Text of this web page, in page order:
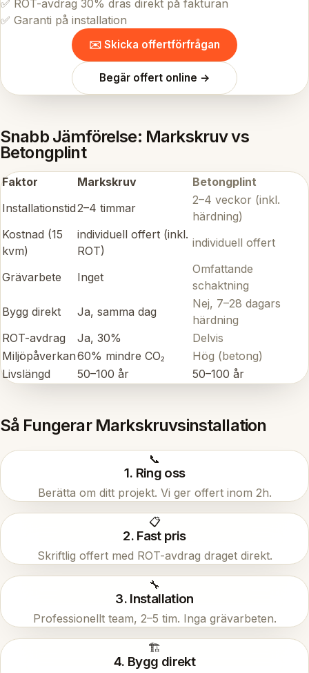
✅ ROT-avdrag 30% dras direkt på fakturan
✅ Garanti på installation
✉️ Skicka offertförfrågan
Begär offert online →
Snabb Jämförelse: Markskruv vs
Betongplint
Faktor Markskruv
Betongplint
Installationstid2–4 timmar
2–4 veckor (inkl.
härdning)
Kostnad (15
kvm)
individuell offert (inkl.
ROT)
individuell offert
Grävarbete Inget
Omfattande
schaktning
Bygg direkt
Ja, samma dag
Nej, 7–28 dagars
härdning
ROT-avdrag
Ja, 30%
Delvis
Miljöpåverkan60% mindre CO₂
Hög (betong)
Livslängd
50–100 år 50–100 år
Så Fungerar Markskruvsinstallation
📞
1. Ring oss
Berätta om ditt projekt. Vi ger offert inom 2h.
📋
2. Fast pris
Skriftlig offert med ROT-avdrag draget direkt.
🔧
3. Installation
Professionellt team, 2–5 tim. Inga grävarbeten.
🏗️
4. Bygg direkt